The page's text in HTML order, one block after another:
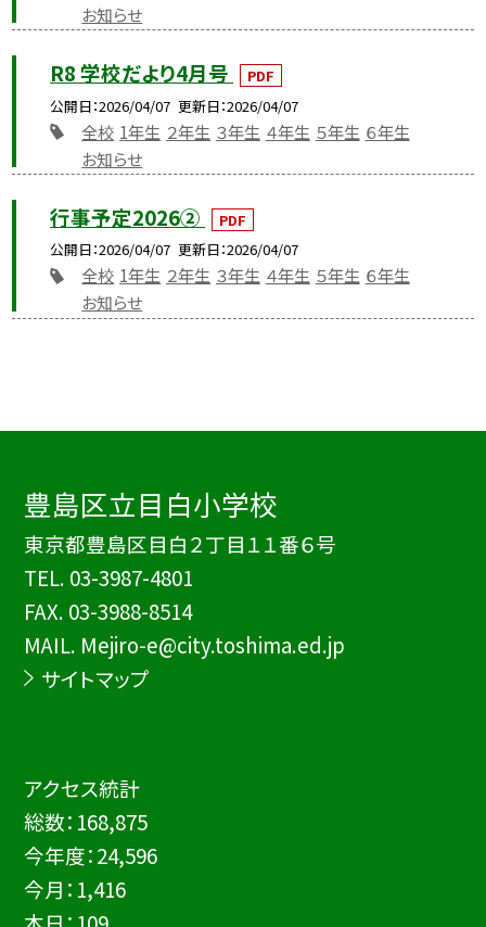
お知らせ
R8 学校だより4月号
PDF
公開日 2026/04/07 更新日 2026/04/07
全校 1年生 ２年生 ３年生 ４年生 ５年生 ６年生
お知らせ
行事予定2026②
PDF
公開日 2026/04/07 更新日 2026/04/07
全校 1年生 ２年生 ３年生 ４年生 ５年生 ６年生
お知らせ
豊島区立目白小学校
東京都豊島区目白２丁目１１番６号
TEL. 03-3987-4801
FAX. 03-3988-8514
MAIL. Mejiro-e@city.toshima.ed.jp
サイトマップ
アクセス統計
総数： 168,875
今年度：24,596
今月： 1,416